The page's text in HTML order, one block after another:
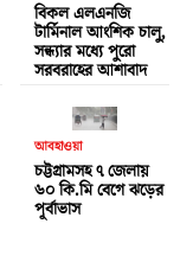
বিকল এলএনজি
টার্মিনাল আংশিক চালু,
সন্ধ্যার মধ্যে পুরো
সরবরাহের আশাবাদ
আবহাওয়া
চট্টগ্রামসহ ৭ জেলায়
৬০ কি.মি বেগে ঝড়ের
পূর্বাভাস